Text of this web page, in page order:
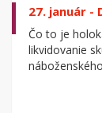
27. január -
Čo to je
likvidovanie